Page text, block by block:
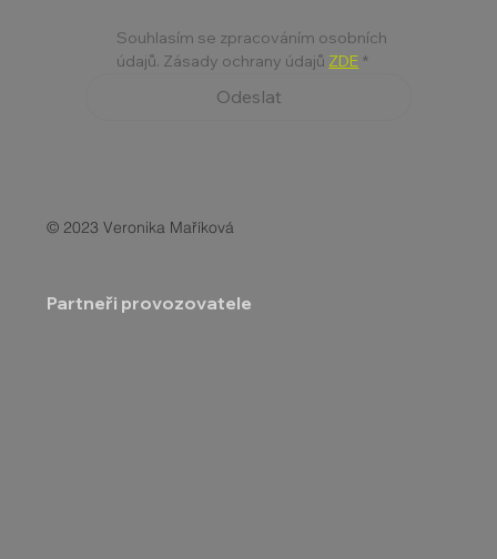
Souhlasím se zpracováním osobních
údajů. Zásady ochrany údajů ZDE *
Odeslat
© 2023 Veronika Maříková
Partneři provozovatele